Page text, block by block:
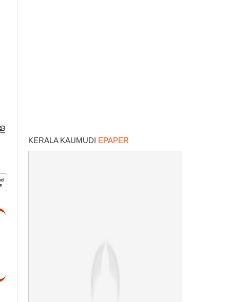
KERALA KAUMUDI EPAPER